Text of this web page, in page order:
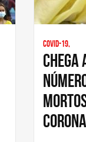
Covid-19,
Chega